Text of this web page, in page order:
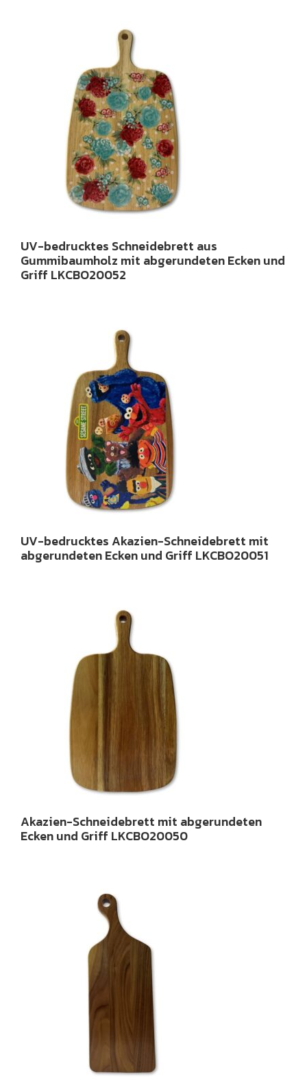
UV-bedrucktes Schneidebrett aus
Gummibaumholz mit abgerundeten Ecken und
Griff LKCBO20052
UV-bedrucktes Akazien-Schneidebrett mit
abgerundeten Ecken und Griff LKCBO20051
Akazien-Schneidebrett mit abgerundeten
Ecken und Griff LKCBO20050